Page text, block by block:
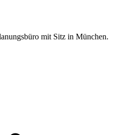
mit Sitz in München.